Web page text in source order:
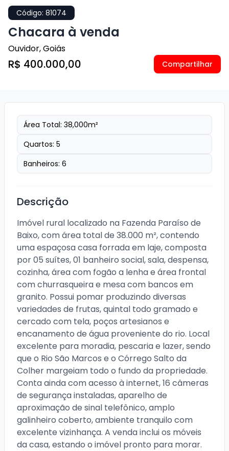
Código: 81074
Chacara à venda
Ouvidor,Goiás
R$ 400.000,00 Compartilhar
Área Total: 38,000m²
Quartos: 5
Banheiros: 6
Descrição
Imóvel rural localizado na Fazenda Paraíso de
Baixo, com área total de 38.000 m², contendo
uma espaçosa casa forrada em laje, composta
por 05 suítes, 01 banheiro social, sala, despensa,
cozinha, área com fogão a lenha e área frontal
com churrasqueira e mesa com bancos em
granito. Possui pomar produzindo diversas
variedades de frutas, quintal todo gramado e
cercado com tela, poços artesianos e
encanamento de água proveniente do rio. Local
excelente para moradia, pescaria e lazer, sendo
que o Rio São Marcos e o Córrego Salto da
Colher margeiam todo o fundo da propriedade.
Conta ainda com acesso à internet, 16 câmeras
de segurança instaladas, aparelho de
aproximação de sinal telefônico, amplo
galinheiro coberto, ambiente tranquilo com
excelente vizinhança. A venda inclui os móveis
da casa, estando o imóvel pronto para morar.